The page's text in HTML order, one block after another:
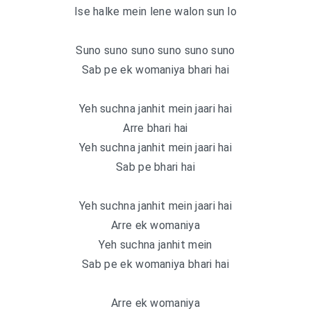
Ise halke mein lene walon sun lo
Suno suno suno suno suno suno
Sab pe ek womaniya bhari hai
Yeh suchna janhit mein jaari hai
Arre bhari hai
Yeh suchna janhit mein jaari hai
Sab pe bhari hai
Yeh suchna janhit mein jaari hai
Arre ek womaniya
Yeh suchna janhit mein
Sab pe ek womaniya bhari hai
Arre ek womaniya